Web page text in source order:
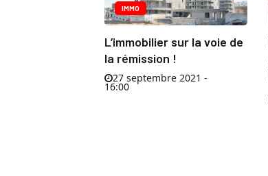
IMMO
L’immobilier sur la voie de
la rémission !
27 septembre 2021 -
16:00